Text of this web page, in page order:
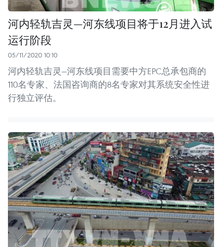
河内轻轨吉灵—河东线项目将于12月进入试
运行阶段
05/11/2020 10:10
河内轻轨吉灵—河东线项目需要中方EPC总承包商的
110名专家、法国咨询商的8名专家对其系统安全性进
行独立评估。